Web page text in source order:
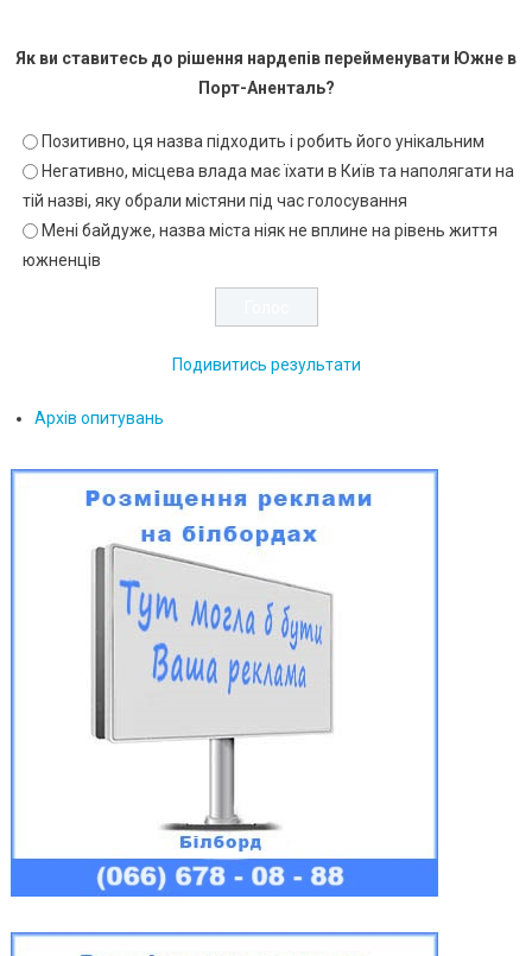
Як ви ставитесь до рішення нардепів перейменувати Южне в
Порт-Аненталь?
Позитивно, ця назва підходить і робить його унікальним
Негативно, місцева влада має їхати в Київ та наполягати на
тій назві, яку обрали містяни під час голосування
Мені байдуже, назва міста ніяк не вплине на рівень життя
южненців
Подивитись результати
Архів опитувань